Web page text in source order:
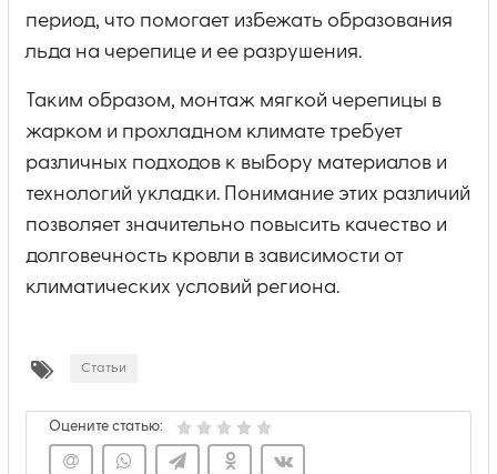
период, что помогает избежать образования
льда на черепице и ее разрушения.
Таким образом, монтаж мягкой черепицы в
жарком и прохладном климате требует
различных подходов к выбору материалов и
технологий укладки. Понимание этих различий
позволяет значительно повысить качество и
долговечность кровли в зависимости от
климатических условий региона.
Статьи
Оцените статью: